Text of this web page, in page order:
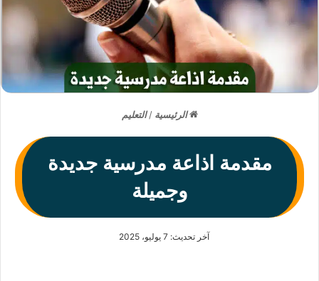
الرئيسية / التعليم
مقدمة اذاعة مدرسية جديدة
وجميلة
آخر تحديث: 7 يوليو، 2025